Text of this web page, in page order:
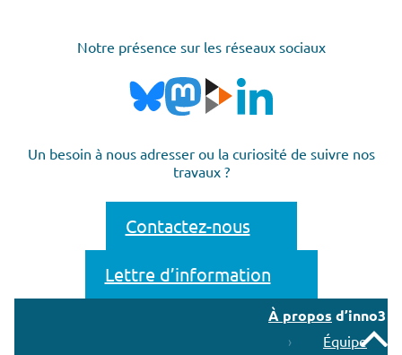
Notre présence sur les réseaux sociaux
Un besoin à nous adresser ou la curiosité de suivre nos
travaux ?
Contactez-nous
Lettre d’information
À propos d’inno3
ÉquipeRemonter